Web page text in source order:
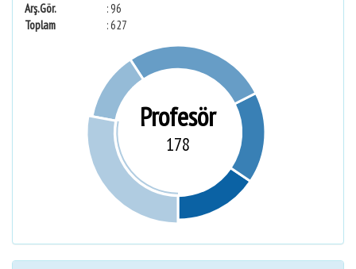
Arş.Gör.
: 96
Toplam
: 627
Profesör
178